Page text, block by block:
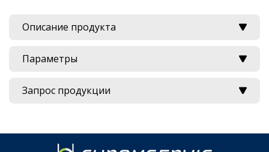
Описание продукта
Параметры
Запрос продукции